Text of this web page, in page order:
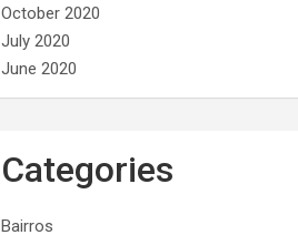
October 2020
July 2020
June 2020
Categories
Bairros